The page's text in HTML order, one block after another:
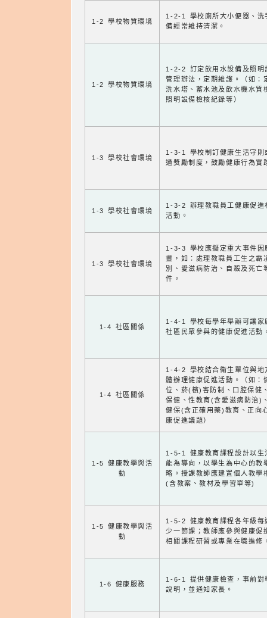
1-2 學校物質環境
1-2-1 學校廁所大小便器、洗
備經常維持清潔。
1-2 學校物質環境
1-2-2 訂定飲用水設備及照明
管理辦法，定期維護。（如：
洗水塔、蓄水池及飲水機水質
照明設備檢核紀錄等）
1-3 學校社會環境
1-3-1 學校制訂健康生活守則
過獎勵制度，鼓勵健康行為實
1-3 學校社會環境
1-3-2 辦理教職員工健康促進
活動。
1-3 學校社會環境
1-3-3 學校應擬定重大事件因
畫，如：處理教職員工生之霸
別、愛滋病防治、自殺及死亡
件。
1-4 社區關係
1-4-1 學校每學年舉辦可讓家
社區民眾參與的健康促進活動
1-4 社區關係
1-4-2 學校結合衛生單位與地
體辦理健康促進活動。（如：
位、菸(檳)害防制、口腔保健
保健、性教育(含愛滋病防治)
健保(含正確用藥)教育、正向
康促進議題）
1-5 健康教學與活
動
1-5-1 健康教育課程設計以生
能為導向，以學生為中心的教
略。授課教師應建置個人教學
(含教案、教材及學習單等)
1-5 健康教學與活
動
1-5-2 健康教育課程各年級每
少一節課；教師應參與健康促
相關課程研習或專業在職進修
1-6 健康服務
1-6-1 提供健康檢查，事前對
說明，並通知家長。